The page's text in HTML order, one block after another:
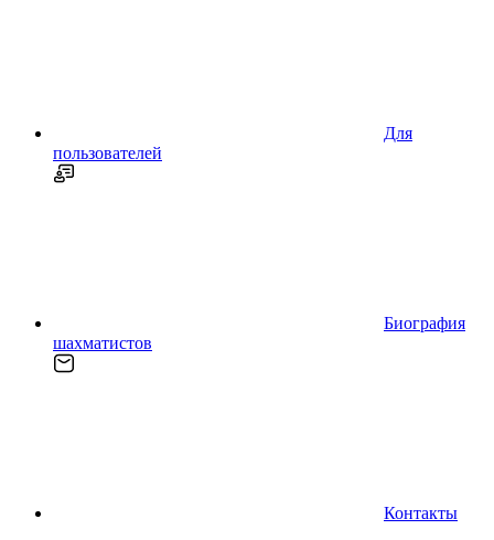
Для
пользователей
Биография
шахматистов
Контакты